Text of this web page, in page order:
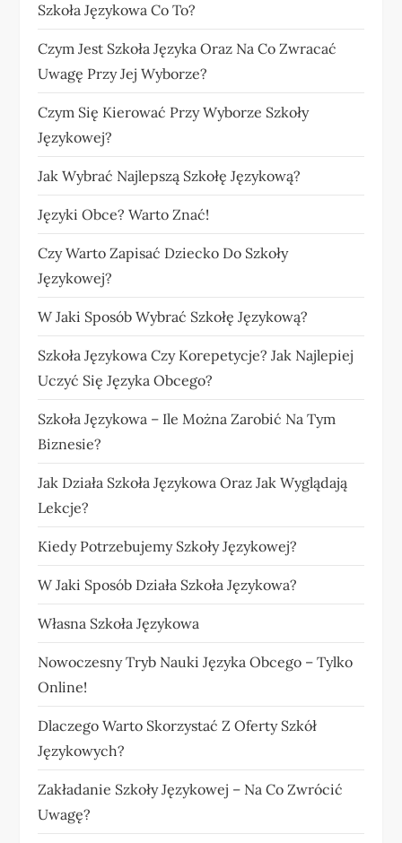
Szkoła Językowa Co To?
Czym Jest Szkoła Języka Oraz Na Co Zwracać
Uwagę Przy Jej Wyborze?
Czym Się Kierować Przy Wyborze Szkoły
Językowej?
Jak Wybrać Najlepszą Szkołę Językową?
Języki Obce? Warto Znać!
Czy Warto Zapisać Dziecko Do Szkoły
Językowej?
W Jaki Sposób Wybrać Szkołę Językową?
Szkoła Językowa Czy Korepetycje? Jak Najlepiej
Uczyć Się Języka Obcego?
Szkoła Językowa – Ile Można Zarobić Na Tym
Biznesie?
Jak Działa Szkoła Językowa Oraz Jak Wyglądają
Lekcje?
Kiedy Potrzebujemy Szkoły Językowej?
W Jaki Sposób Działa Szkoła Językowa?
Własna Szkoła Językowa
Nowoczesny Tryb Nauki Języka Obcego – Tylko
Online!
Dlaczego Warto Skorzystać Z Oferty Szkół
Językowych?
Zakładanie Szkoły Językowej – Na Co Zwrócić
Uwagę?